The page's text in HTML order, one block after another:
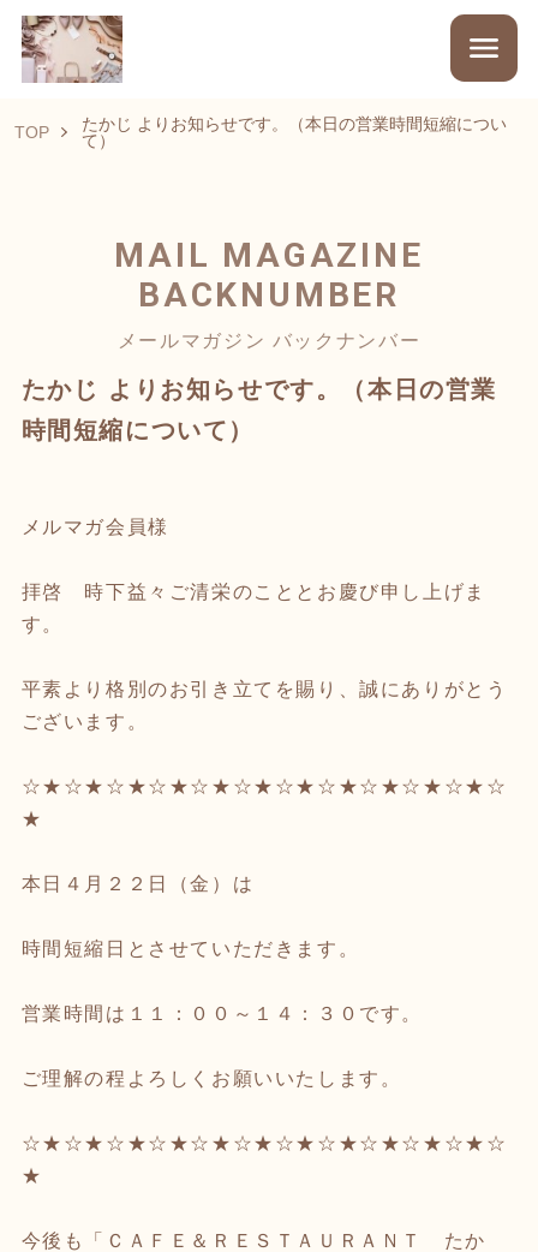
TOP
たかじ よりお知らせです。（本日の営業時間短縮につい
て）
MAIL MAGAZINE
BACKNUMBER
メールマガジン バックナンバー
たかじ よりお知らせです。（本日の営業
時間短縮について）
メルマガ会員様
拝啓 時下益々ご清栄のこととお慶び申し上げま
す。
平素より格別のお引き立てを賜り、誠にありがとう
ございます。
☆★☆★☆★☆★☆★☆★☆★☆★☆★☆★☆★☆
★
本日４月２２日（金）は
時間短縮日とさせていただきます。
営業時間は１１：００～１４：３０です。
ご理解の程よろしくお願いいたします。
☆★☆★☆★☆★☆★☆★☆★☆★☆★☆★☆★☆
★
今後も「ＣＡＦＥ＆ＲＥＳＴＡＵＲＡＮＴ たか